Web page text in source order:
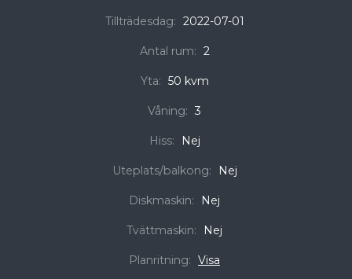
Tillträdesdag: 2022-07-01
Antal rum: 2
Yta: 50 kvm
Våning: 3
Hiss: Nej
Uteplats/balkong: Nej
Diskmaskin: Nej
Tvättmaskin: Nej
Planritning: Visa